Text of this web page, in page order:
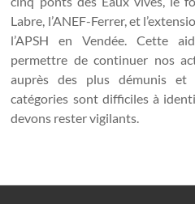
Labre, l’ANEF-Ferrer, et
l’APSH en Vendée. Cette
permettre de continuer nos
auprès des plus démunis et
catégories sont difficiles à
devons rester vigilants.